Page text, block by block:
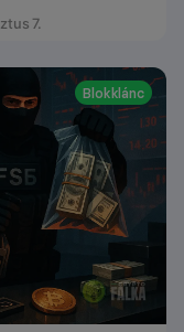
7.
Blokklánc